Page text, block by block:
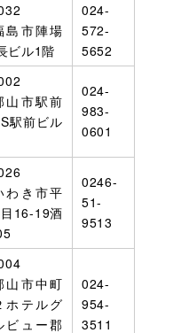
島市陣場
ビル1階
024-
572-
5652
山市駅前
駅前ビル
024-
983-
0601
わき市平
16-19酒
0246-
51-
9513
山市中町
ホテルグ
ビュー郡
024-
954-
3511